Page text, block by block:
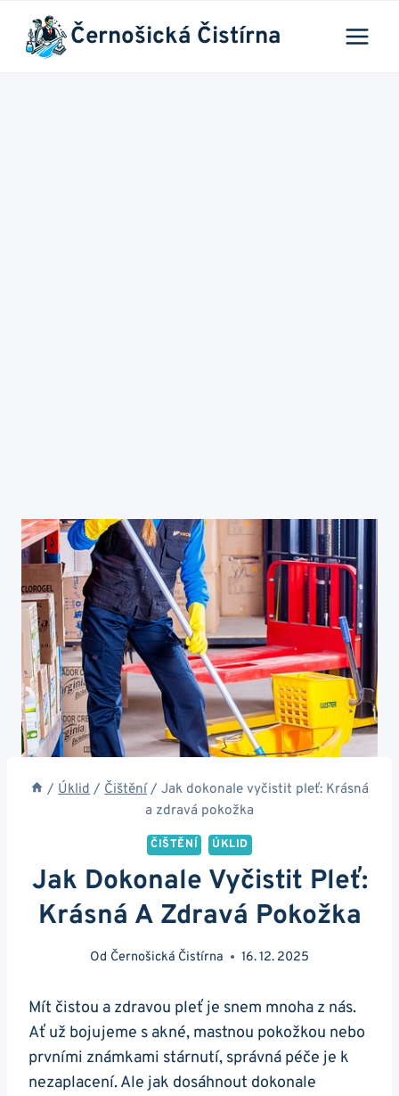
Přeskočit
obsah
Černošická Čistírna
/ Úklid / Čištění / Jak dokonale vyčistit pleť: Krásná
a zdravá pokožka
ČIŠTĚNÍ ÚKLID
Jak Dokonale Vyčistit Pleť:
Krásná A Zdravá Pokožka
Od Černošická Čistírna 16. 12. 2025
Mít čistou⁢ a zdravou pleť je snem mnoha z nás.
Ať už bojujeme s‌ akné, mastnou pokožkou nebo
prvními známkami stárnutí, správná péče je k
nezaplacení. Ale jak dosáhnout dokonale‍